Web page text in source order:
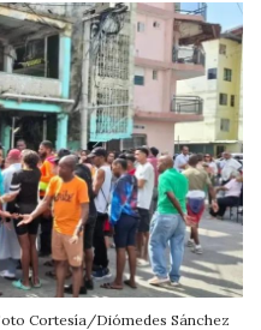
Cortesía/Diómedes Sánchez